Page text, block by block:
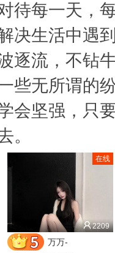
待每一天，
决生活中遇
逐流，不钻
些无所谓的
会坚强，只
。
2209
在线
万万-